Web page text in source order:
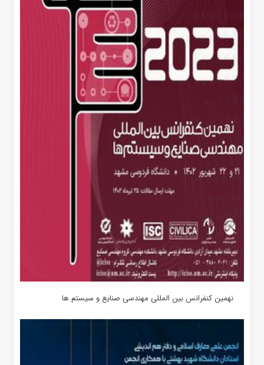
نهمین کنفرانس بین المللی مهندسی صنایع و سیستم­ ها